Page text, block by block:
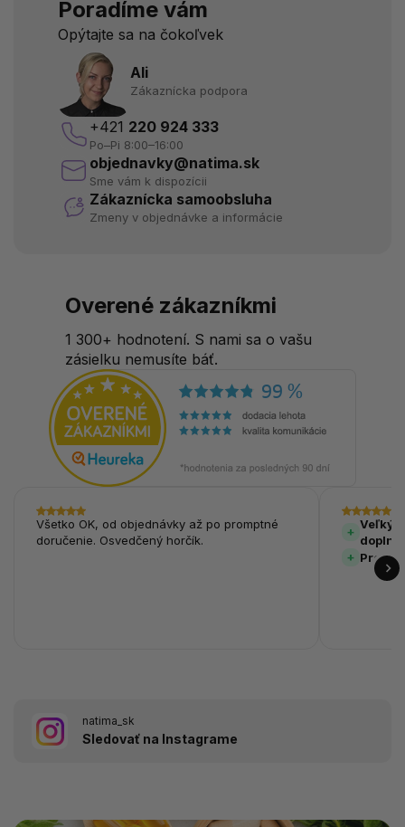
Poradíme vám
Opýtajte sa na čokoľvek
Ali
Zákaznícka podpora
+421 220 924 333
Po–Pi 8:00–16:00
objednavky@natima.sk
Sme vám k dispozícii
Zákaznícka samoobsluha
Zmeny v objednávke a informácie
Overené zákazníkmi
1 300+ hodnotení. S nami sa o vašu
zásielku nemusíte báť.
Všetko OK, od objednávky až po promptné
doručenie. Osvedčený horčík.
Veľký
natima_sk
Sledovať na Instagrame